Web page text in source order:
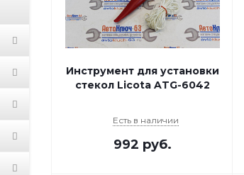
Инструмент для установки
стекол Licota ATG-6042
Есть в наличии
992 руб.